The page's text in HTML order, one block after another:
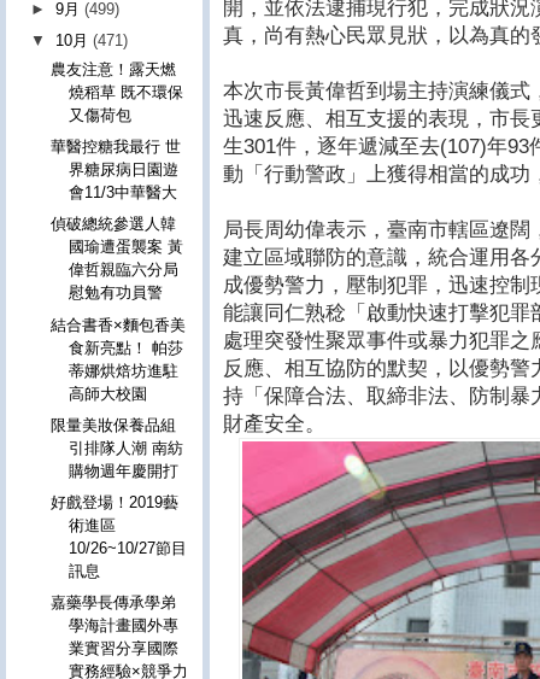
開，並依法逮捕現行犯，完成狀
真，尚有熱心民眾見狀，以為真的
本次市長黃偉哲到場主持演練儀
迅速反應、相互支援的表現，市
生301件，逐年遞減至去(107)年
動「行動警政」上獲得相當的成功
局長周幼偉表示，臺南市轄區遼
建立區域聯防的意識，統合運用
成優勢警力，壓制犯罪，迅速控
能讓同仁熟稔「啟動快速打擊犯
處理突發性聚眾事件或暴力犯罪
反應、相互協防的默契，以優勢
持「保障合法、取締非法、防制
財產安全。
►9月(499)
▼ 10月(471)
農友注意！露天燃
燒稻草 既不環保
又傷荷包
華醫控糖我最行 世
界糖尿病日園遊
會11/3中華醫大
偵破總統參選人韓
國瑜遭蛋襲案 黃
偉哲親臨六分局
慰勉有功員警
結合書香×麵包香美
食新亮點！ 帕莎
蒂娜烘焙坊進駐
高師大校園
限量美妝保養品組
引排隊人潮 南紡
購物週年慶開打
好戲登場！2019藝
術進區
10/26~10/27節目
訊息
嘉藥學長傳承學弟
學海計畫國外專
業實習分享國際
實務經驗×競爭力